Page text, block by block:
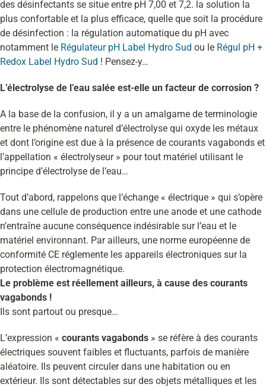
des désinfectants se situe entre pH 7,00 et 7,2. la solution la
plus confortable et la plus efficace, quelle que soit la procédure
de désinfection : la régulation automatique du pH avec
notamment le Régulateur pH Label Hydro Sud ou le Régul pH +
Redox Label Hydro Sud ! Pensez-y…
L’électrolyse de l’eau salée est-elle un facteur de corrosion ?
A la base de la confusion, il y a un amalgame de terminologie
entre le phénomène naturel d’électrolyse qui oxyde les métaux
et dont l’origine est due à la présence de courants vagabonds et
l’appellation « électrolyseur » pour tout matériel utilisant le
principe d’électrolyse de l’eau…
Tout d’abord, rappelons que l’échange « électrique » qui s’opère
dans une cellule de production entre une anode et une cathode
n’entraîne aucune conséquence indésirable sur l’eau et le
matériel environnant. Par ailleurs, une norme européenne de
conformité CE réglemente les appareils électroniques sur la
protection électromagnétique.
Le problème est réellement ailleurs, à cause des courants
vagabonds !
Ils sont partout ou presque…
L’expression « courants vagabonds » se réfère à des courants
électriques souvent faibles et fluctuants, parfois de manière
aléatoire. Ils peuvent circuler dans une habitation ou en
extérieur. Ils sont détectables sur des objets métalliques et les